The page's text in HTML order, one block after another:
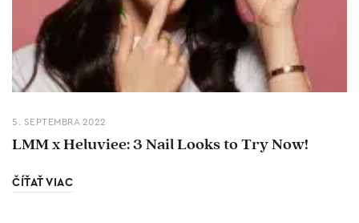
5. SEPTEMBRA 2022
LMM x Heluviee: 3 Nail Looks to Try Now!
ČÍŤAŤ VIAC